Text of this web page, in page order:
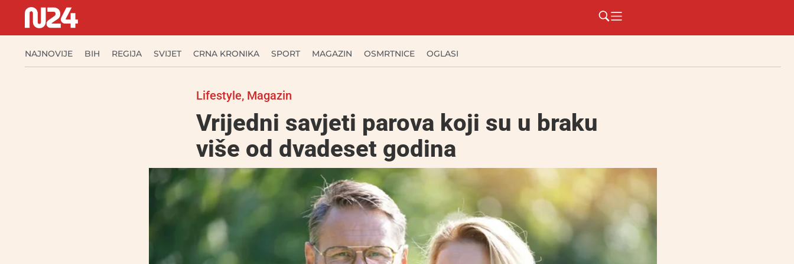
NAJNOVIJE BIH REGIJA SVIJET CRNA KRONIKA SPORT MAGAZIN OSMRTNICE OGLASI
Lifestyle, Magazin
Vrijedni savjeti parova koji su u braku
više od dvadeset godina